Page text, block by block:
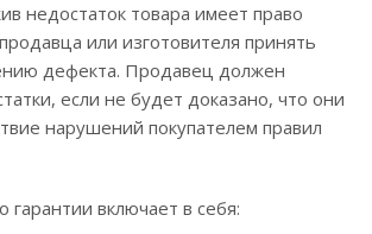
недостаток товара имеет право
или изготовителя принять
дефекта. Продавец должен
если не будет доказано, что они
нарушений покупателем правил
гарантии включает в себя: